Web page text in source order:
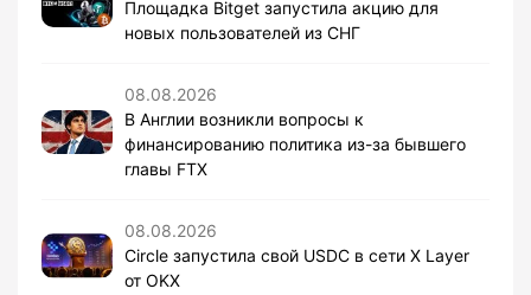
Площадка Bitget запустила акцию для
новых пользователей из СНГ
08.08.2026
В Англии возникли вопросы к
финансированию политика из-за бывшего
главы FTX
08.08.2026
Circle запустила свой USDC в сети X Layer
от OKX